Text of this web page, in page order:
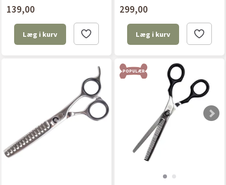
139,00
Læg i kurv
299,00
Læg i kurv
POPULÆR